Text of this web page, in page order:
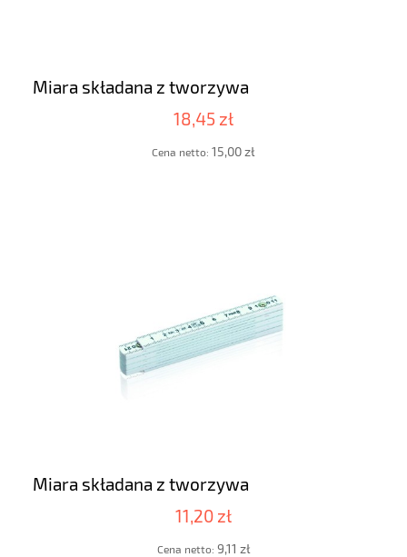
Miara składana z tworzywa
18,45 zł
Cena netto: 15,00 zł
Miara składana z tworzywa
11,20 zł
Cena netto: 9,11 zł